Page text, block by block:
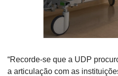
“Recorde-se que a UDP
a articulação com as